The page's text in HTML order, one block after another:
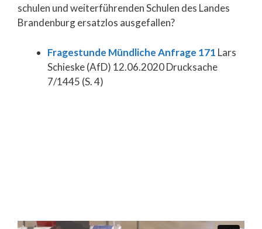
schulen und weiterführenden Schulen des Landes
Brandenburg ersatzlos ausgefallen?
Fragestunde Mündliche Anfrage 171 Lars
Schieske (AfD) 12.06.2020 Drucksache
7/1445 (S. 4)